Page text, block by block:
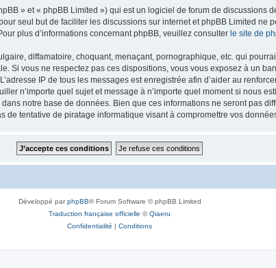
» et « phpBB Limited ») qui est un logiciel de forum de discussions
seul but de faciliter les discussions sur internet et phpBB Limited ne
plus d’informations concernant phpBB, veuillez consulter le site de
diffamatoire, choquant, menaçant, pornographique, etc. qui
Si vous ne respectez pas ces dispositions, vous vous exposez à un
IP de tous les messages est enregistrée afin d’aider au
n’importe quel sujet et message à n’importe quel moment si nous
notre base de données. Bien que ces informations ne seront pas
tentative de piratage informatique visant à compromettre vos
Développé parphpBB® Forum Software © phpBB Limited
Traduction française officielle ©Qiaeru
Confidentialité | Conditions